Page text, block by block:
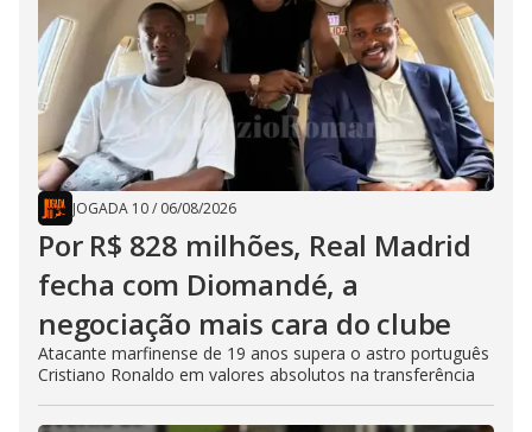
JOGADA 10/ 06/08/2026
Por R$ 828 milhões, Real Madrid
fecha com Diomandé, a
negociação mais cara do clube
Atacante marfinense de 19 anos supera o astro português
Cristiano Ronaldo em valores absolutos na transferência